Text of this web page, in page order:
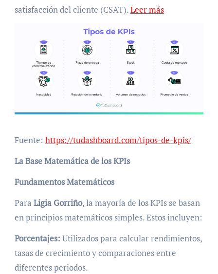
satisfacción del cliente (CSAT).Leer más
Fuente: https://tudashboard.com/tipos-de-kpis/
La Base Matemática de los KPIs
Fundamentos Matemáticos
Para Ligia Gorriño, la mayoría de los KPIs se basan
en principios matemáticos simples. Estos incluyen:
Porcentajes: Utilizados para calcular rendimientos,
tasas de crecimiento y comparaciones entre
diferentes periodos.